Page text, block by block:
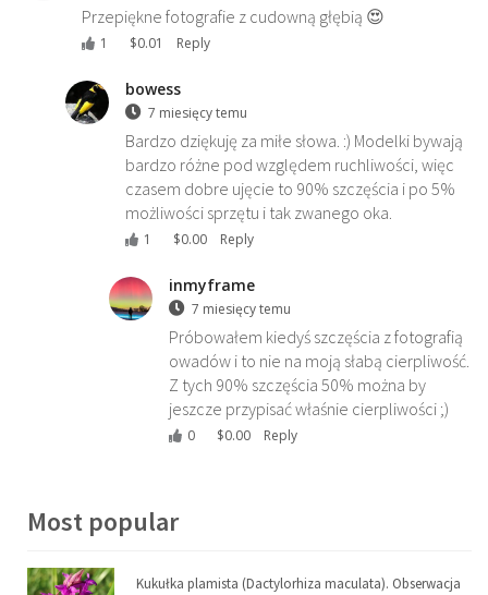
Przepiękne fotografie z cudowną głębią 😍
1 $0.01 Reply
bowess
7 miesięcy temu
Bardzo dziękuję za miłe słowa. :) Modelki bywają
bardzo różne pod względem ruchliwości, więc
czasem dobre ujęcie to 90% szczęścia i po 5%
możliwości sprzętu i tak zwanego oka.
1 $0.00 Reply
inmyframe
7 miesięcy temu
Próbowałem kiedyś szczęścia z fotografią
owadów i to nie na moją słabą cierpliwość.
Z tych 90% szczęścia 50% można by
jeszcze przypisać właśnie cierpliwości ;)
0 $0.00 Reply
Most popular
Kukułka plamista (Dactylorhiza maculata). Obserwacja